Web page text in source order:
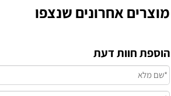
מוצרים אחרונים שנצפו
הוספת חוות דעת